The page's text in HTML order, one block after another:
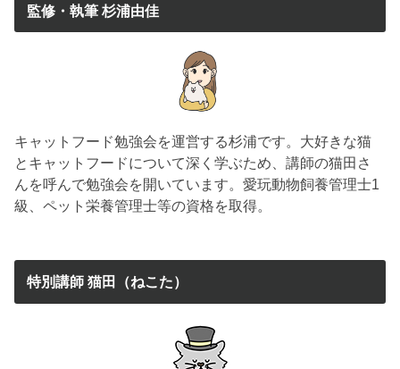
監修・執筆 杉浦由佳
キャットフード勉強会を運営する杉浦です。大好きな猫
とキャットフードについて深く学ぶため、講師の猫田さ
んを呼んで勉強会を開いています。愛玩動物飼養管理士1
級、ペット栄養管理士等の資格を取得。
特別講師 猫田（ねこた）